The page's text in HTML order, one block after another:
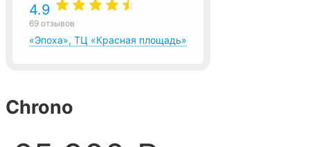
4.9
69 отзывов
«Эпоха», ТЦ «Красная площадь»
Chrono